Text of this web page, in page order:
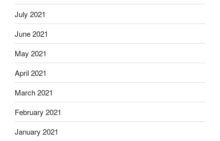
July 2021
June 2021
May 2021
April 2021
March 2021
February 2021
January 2021